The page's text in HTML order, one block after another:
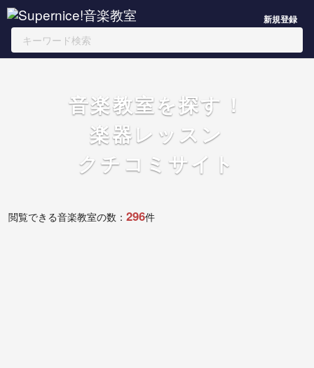
新規登録
音楽教室を探す！
楽器レッスン
クチコミサイト
閲覧できる音楽教室の数： 296件